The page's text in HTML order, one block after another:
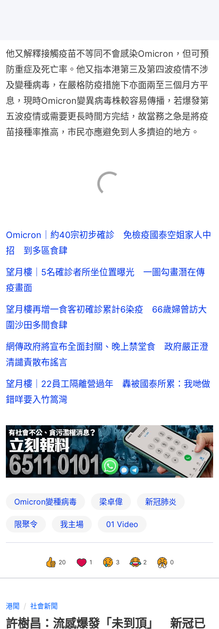
他又解釋接觸疫苗不等同不會感染Omicron，但可預
防重症及死亡率。他又指本港第三及第四波疫情不涉
及變種病毒，在嚴格防疫措施下亦面兩至三個月方平
息，現時Omicron變異病毒株較容易傳播，若爆發第
五波疫情或需要更長時間方完結，故當務之急是將疫
苗接種率推高，市民亦應避免到人多擠迫的地方。
Omicron｜約40宗初步確診 免檢疫國泰空姐家人中
招 到多區食肆
望月樓｜5名確診者所坐位置曝光 一圖勾畫潛在傳
疫畫面
望月樓再增一食客初確診累計6染疫 66歲婦曾訪大
圍沙田多間食肆
網傳政府將宣布全面封關、晚上禁堂食 政府嚴正澄
清譴責散布謠言
望月樓｜22員工隔離營過年 轟被國泰所累：我哋做
錯咩要入竹篙灣
Omicron變種病毒 梁卓偉 新冠肺炎
限聚令 我主場 01 Video
20 1 3 2 0
港聞 社會新聞
許樹昌：流感爆發「未到頂」 新冠已